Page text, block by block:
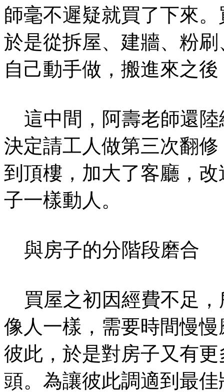
師毫不遲疑就買了下來
於是從拆屋、建牆、粉
自己動手做，搬進來之
這中間，阿壽老師還陸
決定請工人做第三次翻
到頂樓，加大了客廳，
子一樣動人。
與房子的分階段磨合
買屋之初因經費不足，
像人一樣，需要時間慢
彼此，於是對房子又有
頭。為讓彼此調適到最